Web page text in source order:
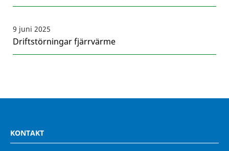
9 juni 2025
Driftstörningar fjärrvärme
KONTAKT